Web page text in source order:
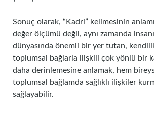
Sonuç olarak, “Kadri” kelimesinin
değer ölçümü değil, aynı zamanda
dünyasında önemli bir yer tutan,
toplumsal bağlarla ilişkili çok yönlü bir
daha derinlemesine anlamak, hem
toplumsal bağlamda sağlıklı ilişkiler
sağlayabilir.